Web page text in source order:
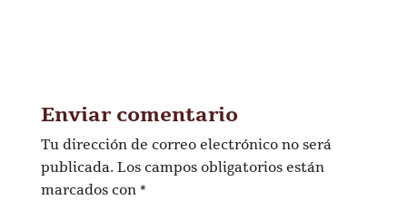
Enviar comentario
Tu dirección de correo electrónico no será
publicada. Los campos obligatorios están
marcados con *